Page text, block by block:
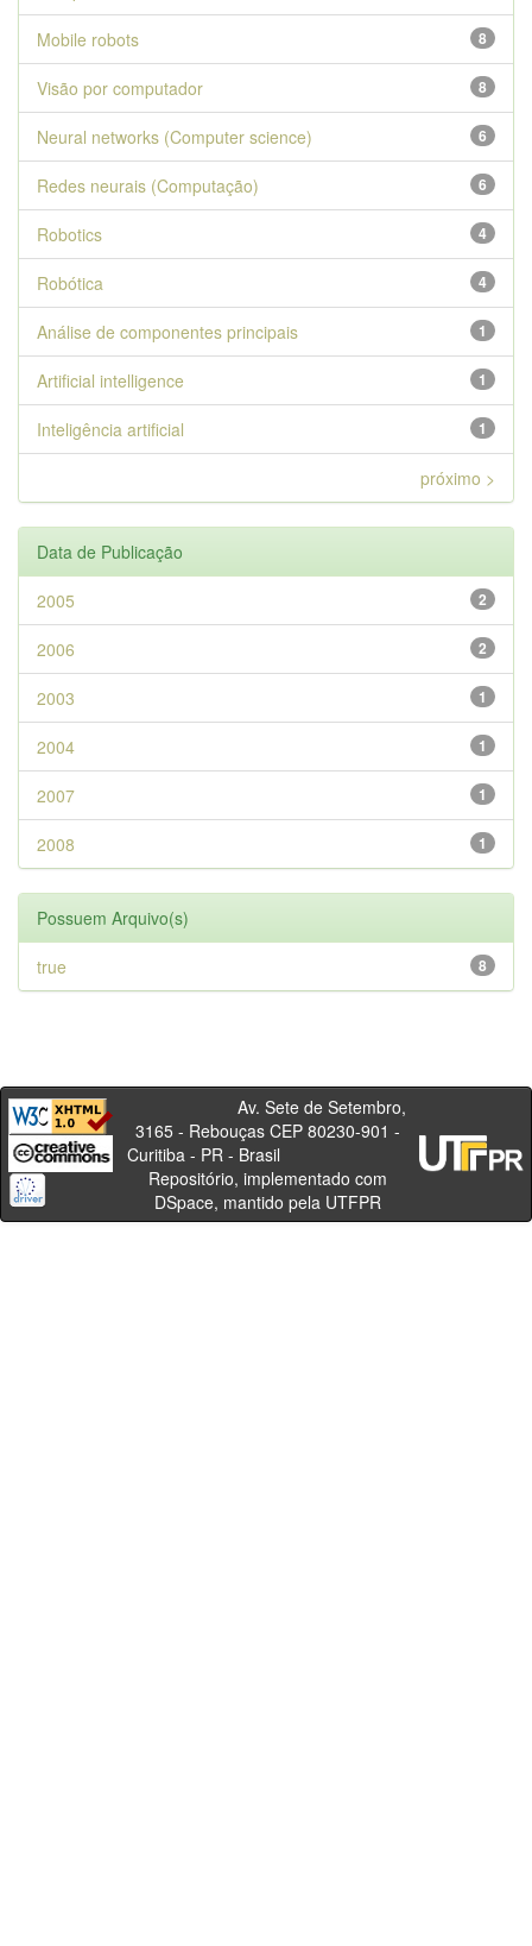
8
Mobile robots
8
Visão por computador
6
Neural networks (Computer science)
6
Redes neurais (Computação)
4
Robotics
4
Robótica
1
Análise de componentes principais
1
Artificial intelligence
1
Inteligência artificial
próximo >
Data de Publicação
2
2005
2
2006
1
2003
1
2004
1
2007
1
2008
Possuem Arquivo(s)
8
true
Av. Sete de Setembro,
3165 - Rebouças CEP 80230-901 -
Curitiba - PR - Brasil
Repositório, implementado com
DSpace, mantido pela UTFPR